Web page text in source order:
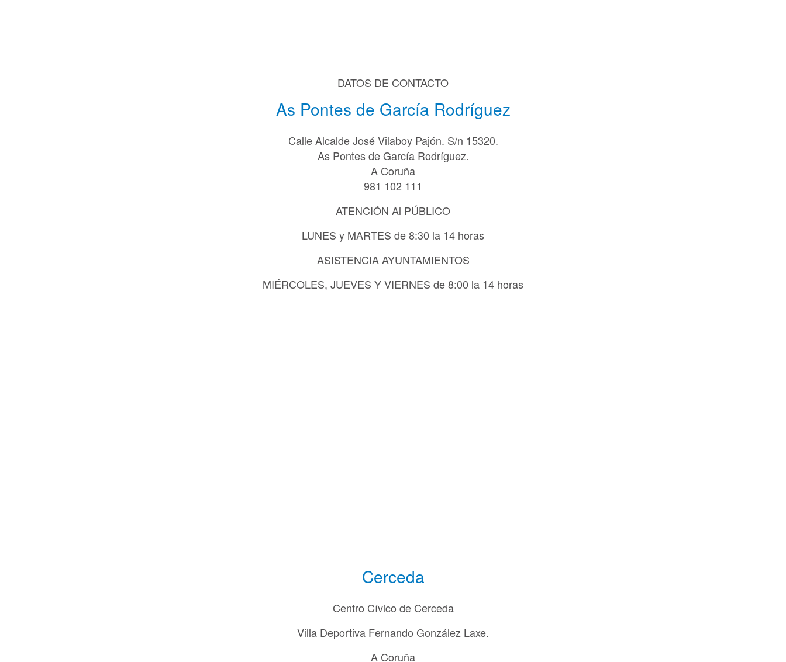
DATOS DE CONTACTO
As Pontes de García Rodríguez
Calle Alcalde José Vilaboy Pajón. S/n 15320.
As Pontes de García Rodríguez.
A Coruña
981 102 111
ATENCIÓN Al PÚBLICO
LUNES y MARTES de 8:30 la 14 horas
ASISTENCIA AYUNTAMIENTOS
MIÉRCOLES, JUEVES Y VIERNES de 8:00 la 14 horas
Cerceda
Centro Cívico de Cerceda
Villa Deportiva Fernando González Laxe.
A Coruña